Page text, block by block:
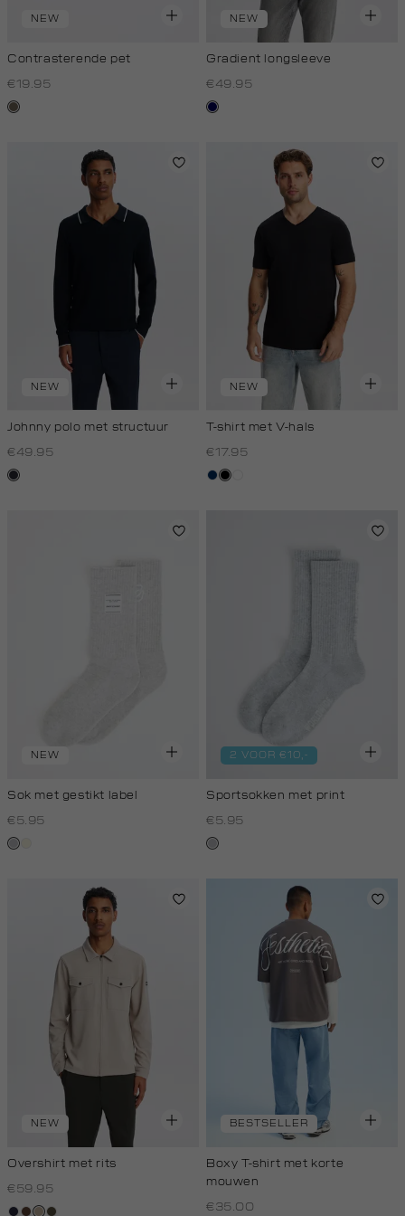
NEW
Contrasterende pet
€19.95
middenbruin
NEW
Gradient longsleeve
€49.95
blauw
NEW
Johnny polo met structuur
€49.95
blauw,
NEW
T-shirt met V-hals
€17.95
donkerblauw
zwart
NEW
Sok met gestikt label
€5.95
grijs,
2 VOOR €10,-
Sportsokken met print
€5.95
grijs,
melee
NEW
Overshirt met rits
€59.95
BESTSELLER
Boxy T-shirt met korte
mouwen
€35.00